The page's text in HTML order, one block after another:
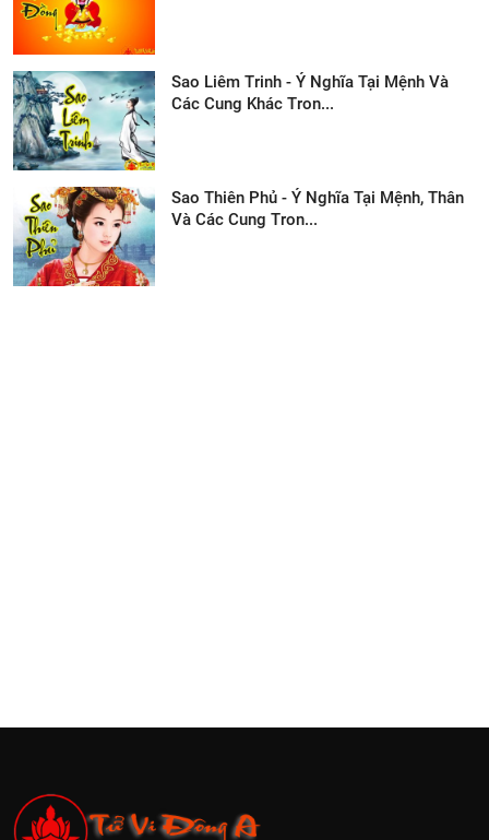
Sao Liêm Trinh - Ý Nghĩa Tại Mệnh Và
Các Cung Khác Tron...
Sao Thiên Phủ - Ý Nghĩa Tại Mệnh, Thân
Và Các Cung Tron...